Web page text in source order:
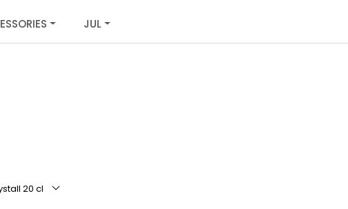
JUL
20 cl